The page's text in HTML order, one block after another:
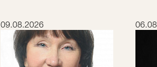
09.08.2026